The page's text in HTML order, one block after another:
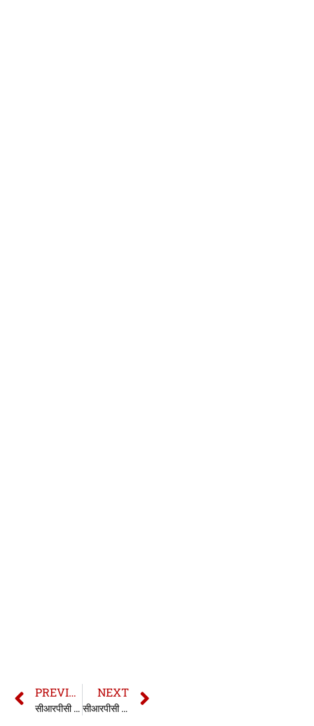
PREVIOUS
सीआरपीसी की धारा 67 | 67 CrPC in hindi
NEXT
सीआरपीसी की धारा 69 | 69 CrPC in hindi